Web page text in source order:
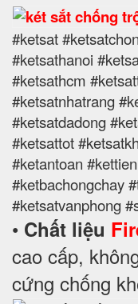
#ketsat
#ketsathanoi
#ketsathcm
#ketsatnhatrang
#ketsatdadong
#ketsattot
#ketantoan
#ketbachongchay
#ketsatvanphong
• Chất liệu
cao cấp,
cứng chống